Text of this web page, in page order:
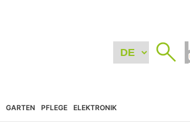
GARTEN PFLEGE ELEKTRONIK